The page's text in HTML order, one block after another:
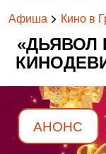
Афиша Кино в
«ДЬЯВОЛ
АНОНС